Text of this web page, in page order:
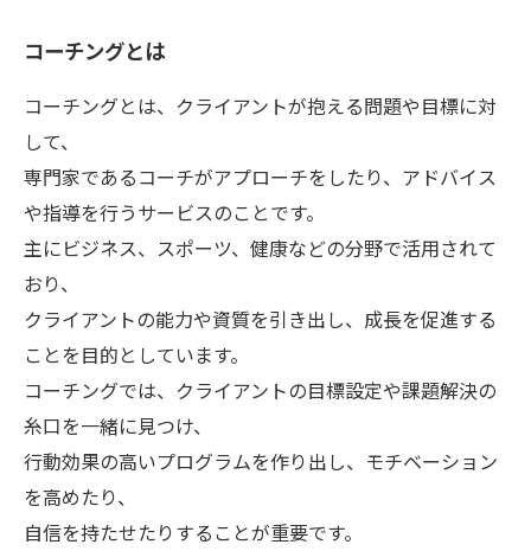
コーチングとは
コーチングとは、クライアントが抱える問題や目標に対
して、
専門家であるコーチがアプローチをしたり、アドバイス
や指導を行うサービスのことです。
主にビジネス、スポーツ、健康などの分野で活用されて
おり、
クライアントの能力や資質を引き出し、成長を促進する
ことを目的としています。
コーチングでは、クライアントの目標設定や課題解決の
糸口を一緒に見つけ、
行動効果の高いプログラムを作り出し、モチベーション
を高めたり、
自信を持たせたりすることが重要です。